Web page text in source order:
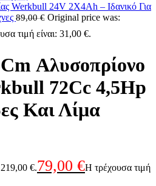
Werkbull 24V 2X4Ah – Ιδανικό Για
89,00€ Original price was:
τιμή είναι: 31,00 €.
Αλυσοπρίονο
72Cc 4,5Hp
Και Λίμα
€.79,00 €Η τρέχουσα τιμή